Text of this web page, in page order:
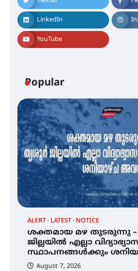
LinkedIn
YouTube
Popular
ALERT LATEST NOTICE
ശക്തമായ മഴ തുടരുന്നു
ജില്ലയിൽ എല്ലാ
സ്ഥാപനങ്ങൾക്കും
August 7, 2026
എം.ജി.
ഇംഗ്ളീഷ്
ഡോക്ടറേറ്റ്
വെള്ളിയാഴ്ച
സെന്റ് ജോസഫ്സ്
കോമേഴ്‌സ്
തുടക്കമായി
കോമേഴ്സ്
എസ് എൻ ഹയർ
വിദ്യാർത്ഥികൾ
സർഗ്ഗസാഹിതി-
2026 കവിതാ ചർച്ച
ബാലൻ ഹാളിൽ